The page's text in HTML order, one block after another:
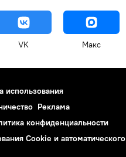
VK Макс
использования
Реклама
конфиденциальности
Cookie и автоматического